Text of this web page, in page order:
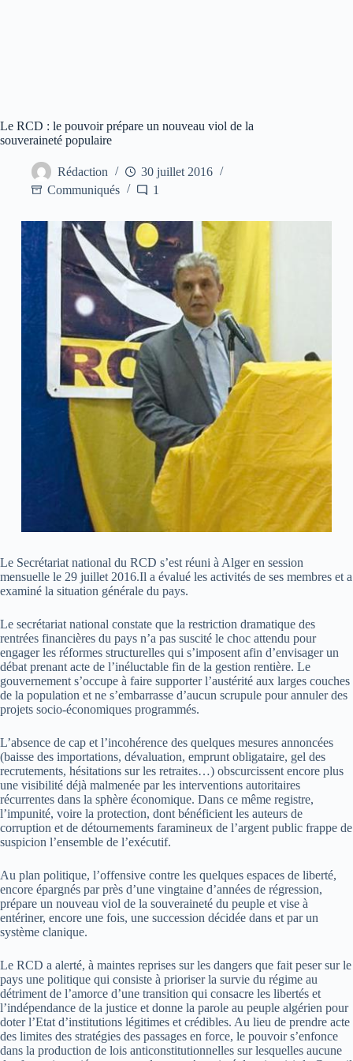
Le RCD : le pouvoir prépare un nouveau viol de la
souveraineté populaire
Rédaction
30 juillet 2016
Communiqués
1
Le Secrétariat national du RCD s’est réuni à Alger en session
mensuelle le 29 juillet 2016.Il a évalué les activités de ses membres et a
examiné la situation générale du pays.
Le secrétariat national constate que la restriction dramatique des
rentrées financières du pays n’a pas suscité le choc attendu pour
engager les réformes structurelles qui s’imposent afin d’envisager un
débat prenant acte de l’inéluctable fin de la gestion rentière. Le
gouvernement s’occupe à faire supporter l’austérité aux larges couches
de la population et ne s’embarrasse d’aucun scrupule pour annuler des
projets socio-économiques programmés.
L’absence de cap et l’incohérence des quelques mesures annoncées
(baisse des importations, dévaluation, emprunt obligataire, gel des
recrutements, hésitations sur les retraites…) obscurcissent encore plus
une visibilité déjà malmenée par les interventions autoritaires
récurrentes dans la sphère économique. Dans ce même registre,
l’impunité, voire la protection, dont bénéficient les auteurs de
corruption et de détournements faramineux de l’argent public frappe de
suspicion l’ensemble de l’exécutif.
Au plan politique, l’offensive contre les quelques espaces de liberté,
encore épargnés par près d’une vingtaine d’années de régression,
prépare un nouveau viol de la souveraineté du peuple et vise à
entériner, encore une fois, une succession décidée dans et par un
système clanique.
Le RCD a alerté, à maintes reprises sur les dangers que fait peser sur le
pays une politique qui consiste à prioriser la survie du régime au
détriment de l’amorce d’une transition qui consacre les libertés et
l’indépendance de la justice et donne la parole au peuple algérien pour
doter l’Etat d’institutions légitimes et crédibles. Au lieu de prendre acte
des limites des stratégies des passages en force, le pouvoir s’enfonce
dans la production de lois anticonstitutionnelles sur lesquelles aucune